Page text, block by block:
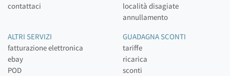
contattaci
località disagiate
annullamento
ALTRI SERVIZI
fatturazione elettronica
ebay
POD
GUADAGNA SCONTI
tariffe
ricarica
sconti